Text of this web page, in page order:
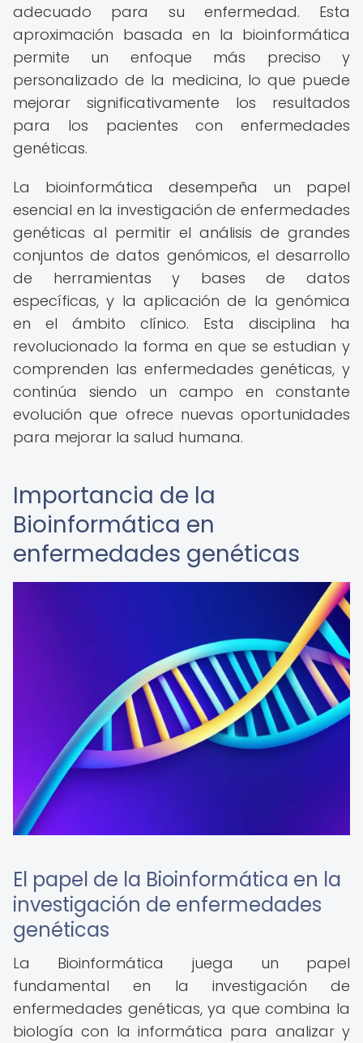
adecuado para su enfermedad. Esta
aproximación basada en la bioinformática
permite un enfoque más preciso y
personalizado de la medicina, lo que puede
mejorar significativamente los resultados
para los pacientes con enfermedades
genéticas.
La bioinformática desempeña un papel
esencial en la investigación de enfermedades
genéticas al permitir el análisis de grandes
conjuntos de datos genómicos, el desarrollo
de herramientas y bases de datos
específicas, y la aplicación de la genómica
en el ámbito clínico. Esta disciplina ha
revolucionado la forma en que se estudian y
comprenden las enfermedades genéticas, y
continúa siendo un campo en constante
evolución que ofrece nuevas oportunidades
para mejorar la salud humana.
Importancia de la
Bioinformática en
enfermedades genéticas
El papel de la Bioinformática en la
investigación de enfermedades
genéticas
La Bioinformática juega un papel
fundamental en la investigación de
enfermedades genéticas, ya que combina la
biología con la informática para analizar y